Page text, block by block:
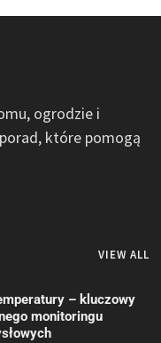
ogrodzie i
które pomogą
VIEW ALL
– kluczowy
monitoringu